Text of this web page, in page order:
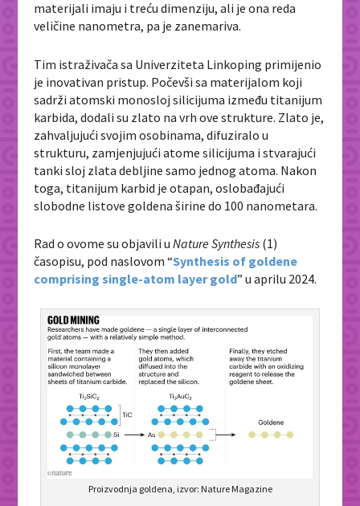
materijali imaju i treću dimenziju, ali je ona reda
veličine nanometra, pa je zanemariva.
Tim istraživača sa Univerziteta Linkoping primijenio
je inovativan pristup. Počevši sa materijalom koji
sadrži atomski monosloj silicijuma između titanijum
karbida, dodali su zlato na vrh ove strukture. Zlato je,
zahvaljujući svojim osobinama, difuziralo u
strukturu, zamjenjujući atome silicijuma i stvarajući
tanki sloj zlata debljine samo jednog atoma. Nakon
toga, titanijum karbid je otapan, oslobađajući
slobodne listove goldena širine do 100 nanometara.
Rad o ovome su objavili u Nature Synthesis (1)
časopisu, pod naslovom “Synthesis of goldene
comprising single-atom layer gold” u aprilu 2024.
Proizvodnja goldena, izvor: Nature Magazine